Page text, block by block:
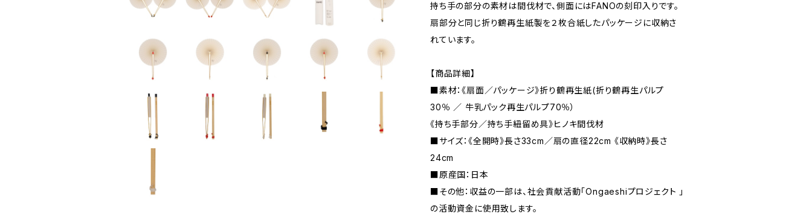
持ち手の部分の素材は間伐材で、側面にはFANOの刻印入りです。
扇部分と同じ折り鶴再生紙製を２枚合紙したパッケージに収納さ
れています。
【商品詳細】
■素材：《扇面／パッケージ》折り鶴再生紙(折り鶴再生パルプ
30％ ／ 牛乳パック再生パルプ70％）
《持ち手部分／持ち手紐留め具》ヒノキ間伐材
■サイズ：《全開時》長さ33cm／扇の直径22cm 《収納時》長さ
24cm
■原産国：日本
■その他：収益の一部は、社会貢献活動「Ongaeshiプロジェクト 」
の活動資金に使用致します。